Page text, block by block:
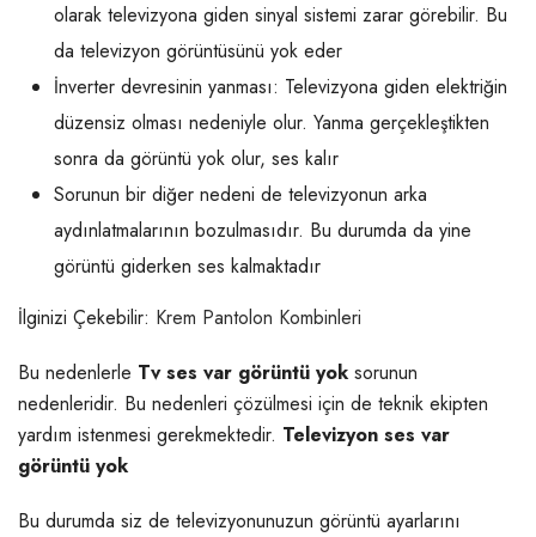
olarak televizyona giden sinyal sistemi zarar görebilir. Bu
da televizyon görüntüsünü yok eder
İnverter devresinin yanması: Televizyona giden elektriğin
düzensiz olması nedeniyle olur. Yanma gerçekleştikten
sonra da görüntü yok olur, ses kalır
Sorunun bir diğer nedeni de televizyonun arka
aydınlatmalarının bozulmasıdır. Bu durumda da yine
görüntü giderken ses kalmaktadır
İlginizi Çekebilir: Krem Pantolon Kombinleri
Bu nedenlerle Tv ses var görüntü yok sorunun
nedenleridir. Bu nedenleri çözülmesi için de teknik ekipten
yardım istenmesi gerekmektedir. Televizyon ses var
görüntü yok
Bu durumda siz de televizyonunuzun görüntü ayarlarını